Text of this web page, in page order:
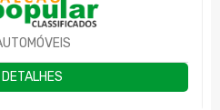
DETALHES